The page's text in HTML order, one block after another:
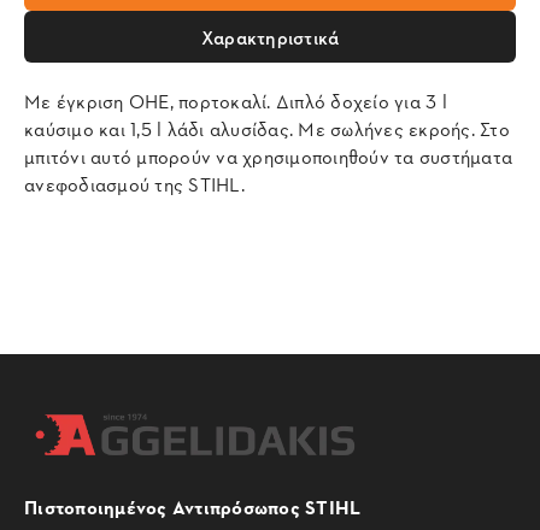
Χαρακτηριστικά
Με έγκριση ΟΗΕ, πορτοκαλί. Διπλό δοχείο για 3 l
καύσιμο και 1,5 l λάδι αλυσίδας. Με σωλήνες εκροής. Στο
μπιτόνι αυτό μπορούν να χρησιμοποιηθούν τα συστήματα
ανεφοδιασμού της STIHL.
Πιστοποιημένος Αντιπρόσωπος STIHL